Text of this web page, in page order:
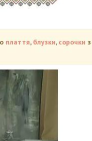
плаття, блузки, сорочки з